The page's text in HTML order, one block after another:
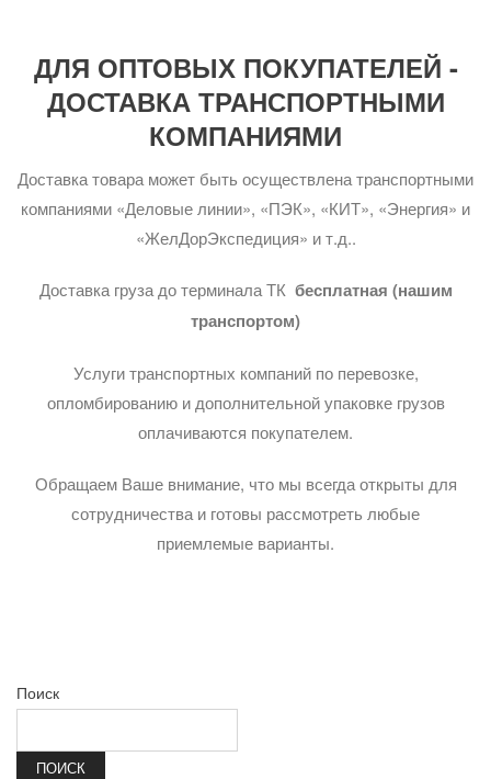
ДЛЯ ОПТОВЫХ ПОКУПАТЕЛЕЙ -
ДОСТАВКА ТРАНСПОРТНЫМИ
КОМПАНИЯМИ
Доставка товара может быть осуществлена транспортными
компаниями «Деловые линии», «ПЭК», «КИТ», «Энергия» и
«ЖелДорЭкспедиция» и т.д..
Доставка груза до терминала ТК бесплатная (нашим
транспортом)
Услуги транспортных компаний по перевозке,
опломбированию и дополнительной упаковке грузов
оплачиваются покупателем.
Обращаем Ваше внимание, что мы всегда открыты для
сотрудничества и готовы рассмотреть любые
приемлемые варианты.
Поиск
ПОИСК